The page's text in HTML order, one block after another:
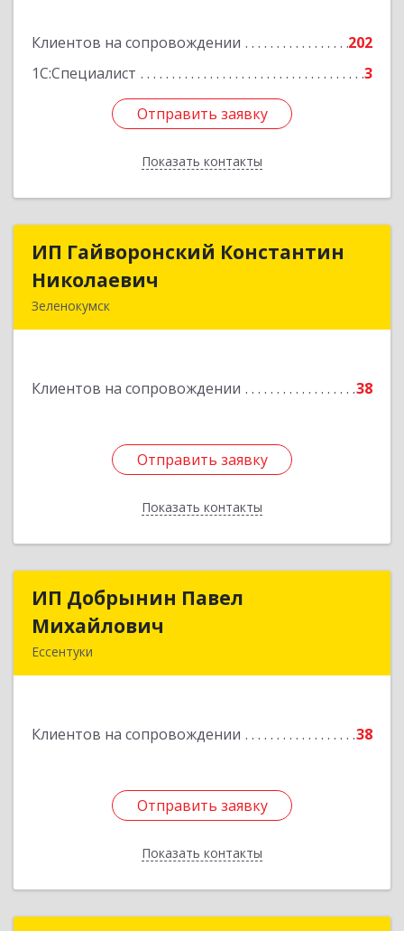
Клиентов на сопровождении
202
1С:Специалист
3
Отправить заявку
Показать контакты
Подробнее
Отправить заявку
Назад
ИП Гайворонский Константин
Николаевич
Зеленокумск
Клиентов на сопровождении 38
Отправить заявку
Показать контакты
ИП Гайворонский Константин
Подробнее
Отправить заявку
Назад
ИП Добрынин Павел
Михайлович
Ессентуки
Клиентов на сопровождении 38
Отправить заявку
Показать контакты
ИП Добрынин Павел
Отправить заявку
Назад